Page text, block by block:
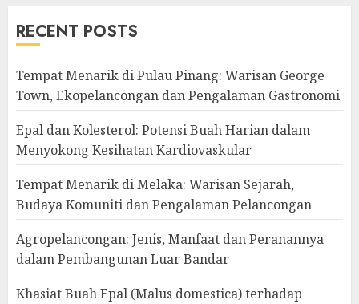
RECENT POSTS
Tempat Menarik di Pulau Pinang: Warisan George
Town, Ekopelancongan dan Pengalaman Gastronomi
Epal dan Kolesterol: Potensi Buah Harian dalam
Menyokong Kesihatan Kardiovaskular
Tempat Menarik di Melaka: Warisan Sejarah,
Budaya Komuniti dan Pengalaman Pelancongan
Agropelancongan: Jenis, Manfaat dan Peranannya
dalam Pembangunan Luar Bandar
Khasiat Buah Epal (Malus domestica) terhadap